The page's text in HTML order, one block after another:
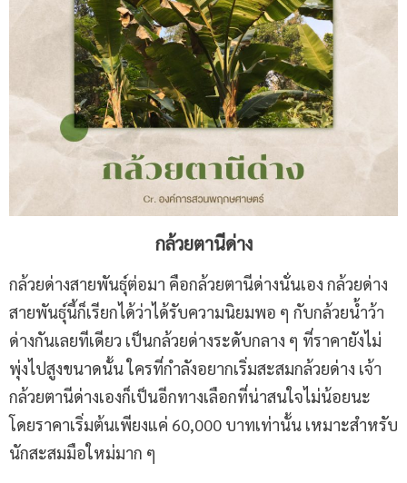
กล้วยตานีด่าง
กล้วยด่างสายพันธุ์ต่อมา คือกล้วยตานีด่างนั่นเอง กล้วยด่าง
สายพันธุ์นี้ก็เรียกได้ว่าได้รับความนิยมพอ ๆ กับกล้วยน้ำว้า
ด่างกันเลยทีเดียว เป็นกล้วยด่างระดับกลาง ๆ ที่ราคายังไม่
พุ่งไปสูงขนาดนั้น ใครที่กำลังอยากเริ่มสะสมกล้วยด่าง เจ้า
กล้วยตานีด่างเองก็เป็นอีกทางเลือกที่น่าสนใจไม่น้อยนะ
โดยราคาเริ่มต้นเพียงแค่ 60,000 บาทเท่านั้น เหมาะสำหรับ
นักสะสมมือใหม่มาก ๆ